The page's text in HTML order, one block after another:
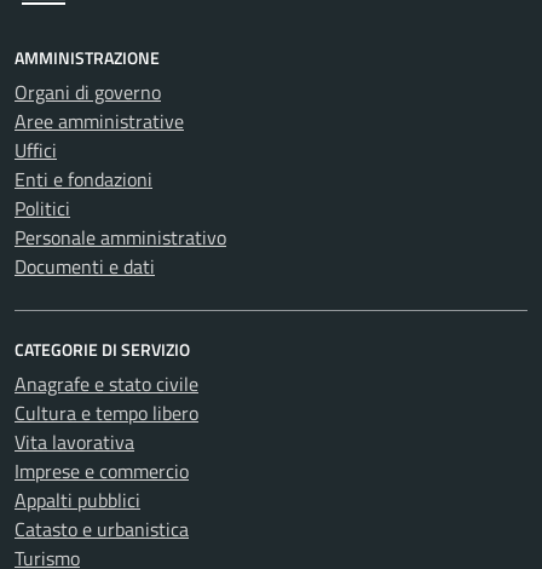
AMMINISTRAZIONE
Organi di governo
Aree amministrative
Uffici
Enti e fondazioni
Politici
Personale amministrativo
Documenti e dati
CATEGORIE DI SERVIZIO
Anagrafe e stato civile
Cultura e tempo libero
Vita lavorativa
Imprese e commercio
Appalti pubblici
Catasto e urbanistica
Turismo